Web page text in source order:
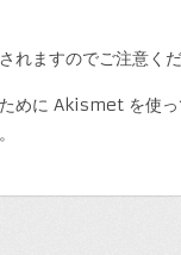
れますのでご注意く
めに Akismet を使っ
。